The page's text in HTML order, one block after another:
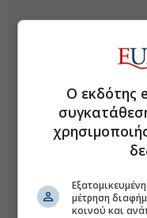
Ο εκδότης
μέτρηση
κοινού και